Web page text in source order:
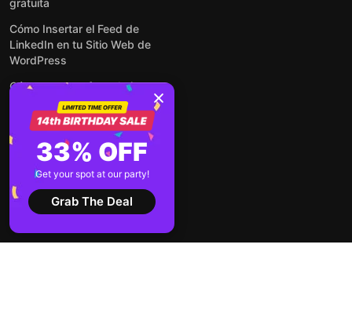
Cómo Insertar el Feed de
LinkedIn en tu Sitio Web de
WordPress
Cómo crear un formulario para
WordPress: de manera simple y
rápida
Cómo incrustar formularios en
cualquier sitio web en línea y
gratis
Ver todas las entradas
33% OFF
Get your spot at our party!
Grab The Deal